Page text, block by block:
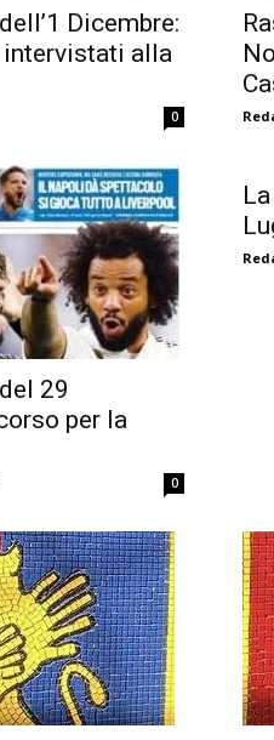
Dicembre:
intervistati alla
0
29
per la
0